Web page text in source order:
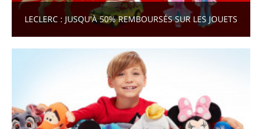
LECLERC : JUSQU'À 50% REMBOURSÉS SUR LES JOUETS